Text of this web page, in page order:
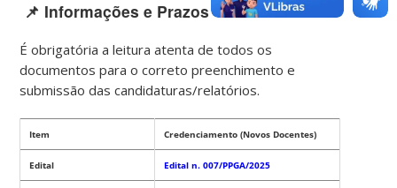
📌 Informações e Prazos
É obrigatória a leitura atenta de todos os
documentos para o correto preenchimento e
submissão das candidaturas/relatórios.
Item Credenciamento (Novos Docentes)
Edital Edital n. 007/PPGA/2025